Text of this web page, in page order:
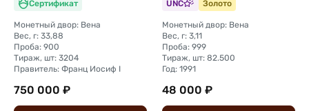
Сертификат
Монетный двор: Вена
Вес, г: 33,88
Проба: 900
Тираж, шт: 3204
Правитель: Франц Иосиф I
750 000 ₽
Австрия
UNC Золото
Монетный двор: Вена
Вес, г: 3,11
Проба: 999
Тираж, шт: 82.500
Год: 1991
48 000 ₽